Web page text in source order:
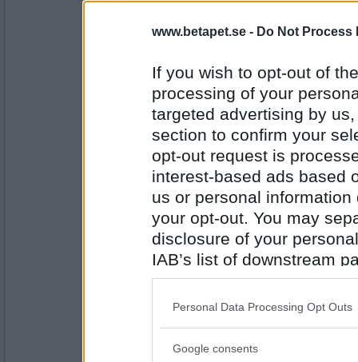
www.betapet.se - Do Not Process
If you wish to opt-out of
processing of your
targeted advertising by
section to confirm your
opt-out request is
interest-based ads based
us or personal
your opt-out. You may
disclosure of your
IAB’s list of downstream
also be disclosed by us
Downstream Participants
Please note that this
Personal Data Processing Opt Outs
Google consents
Antal inlägg: 67
RandigaRutan
Antal inlägg:
Delstat
Zata2020
Antal inlägg: 67
Statlig